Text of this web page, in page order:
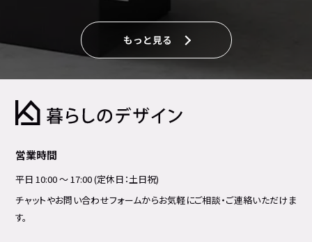
もっと見る
営業時間
平日 10:00 ～ 17:00 (定休日：土日祝)
チャットやお問い合わせフォームからお気軽にご相談・ご連絡いただけま
す。